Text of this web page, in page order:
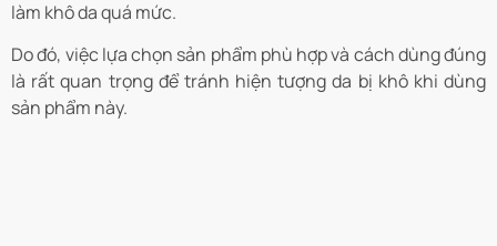
làm khô da quá mức.
Do đó, việc lựa chọn sản phẩm phù hợp và cách dùng đúng
là rất quan trọng để tránh hiện tượng da bị khô khi dùng
sản phẩm này.